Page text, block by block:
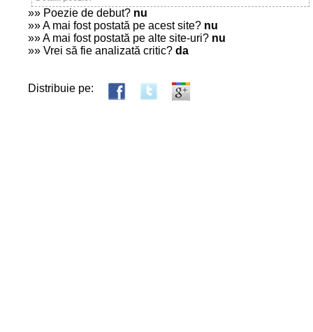
»» Poezie de debut? nu
»» A mai fost postată pe acest site? nu
»» A mai fost postată pe alte site-uri? nu
»» Vrei să fie analizată critic? da
Distribuie pe: